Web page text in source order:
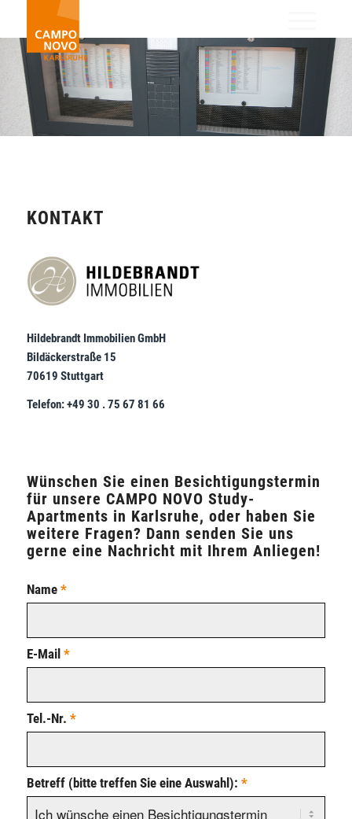
KONTAKT
Hildebrandt Immobilien GmbH
Bildäckerstraße 15
70619 Stuttgart
Telefon: +49 30 . 75 67 81 66
Wünschen Sie einen Besichtigungstermin
für unsere CAMPO NOVO Study-
Apartments in Karlsruhe, oder haben Sie
weitere Fragen? Dann senden Sie uns
gerne eine Nachricht mit Ihrem Anliegen!
Name *
E-Mail *
Tel.-Nr. *
Betreff (bitte treffen Sie eine Auswahl): *